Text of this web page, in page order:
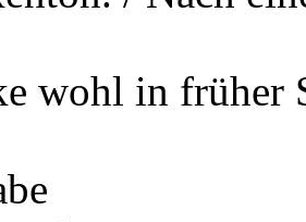
wohl in früher